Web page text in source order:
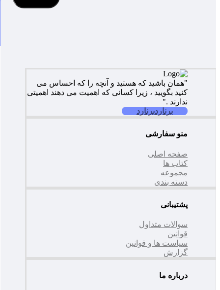
"همان باشید که هستید و آنچه را که احساس می
کنید بگویید ، زیرا کسانی که اهمیت می دهند اهمیتی
ندارند ."
برناردبرنارد
منو سفارشی
صفحه اصلی
کتاب ها
مجموعه
دسته بندی
پشتیبانی
سوالات متداول
قوانین
سیاست ها و قوانین
گزارش
درباره ما